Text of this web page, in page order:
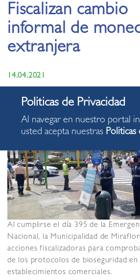
Fiscalizan cambio
informal de
extranjera
14.04.2021
Al cumplirse el día 395 de la
Nacional, la Municipalidad de
acciones fiscalizadoras para
de los protocolos de bioseguridad en
establecimientos comerciales.
Al navegar en nuestro portal
usted acepta nuestras Politicas